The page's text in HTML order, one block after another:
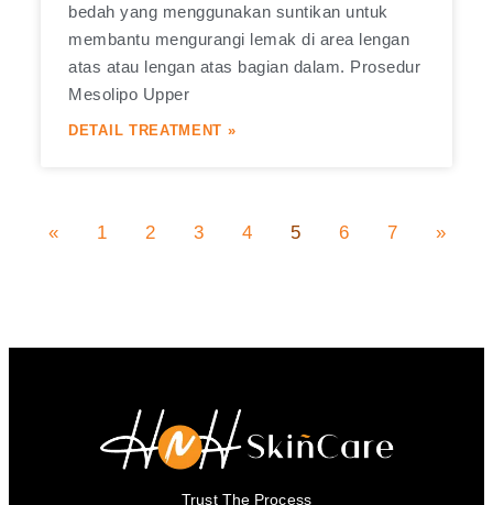
bedah yang menggunakan suntikan untuk
membantu mengurangi lemak di area lengan
atas atau lengan atas bagian dalam. Prosedur
Mesolipo Upper
DETAIL TREATMENT »
« 1 2 3 4 5 6 7 »
Trust The Process